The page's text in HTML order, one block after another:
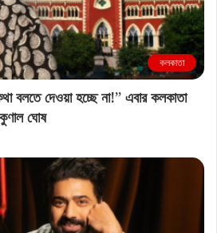
কলকাতা
বলতে দেওয়া হচ্ছে না!” এবার কলকাতা
ঘোষ